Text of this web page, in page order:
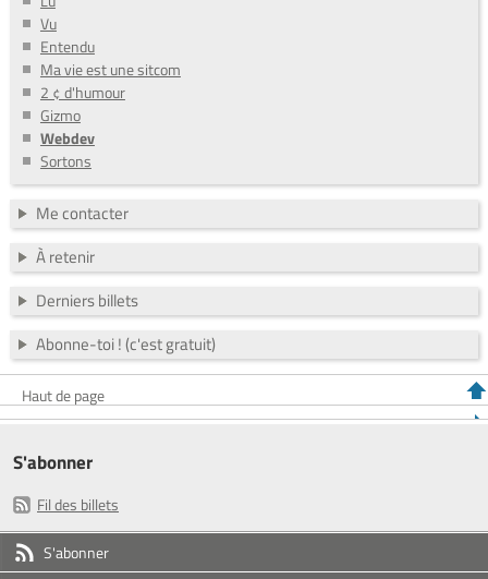
Vu
Entendu
Ma vie est une sitcom
2 ¢ d'humour
Gizmo
Webdev
Sortons
Me contacter
À retenir
Derniers billets
Abonne-toi ! (c'est gratuit)
Haut de page
S'abonner
Fil des billets
S'abonner